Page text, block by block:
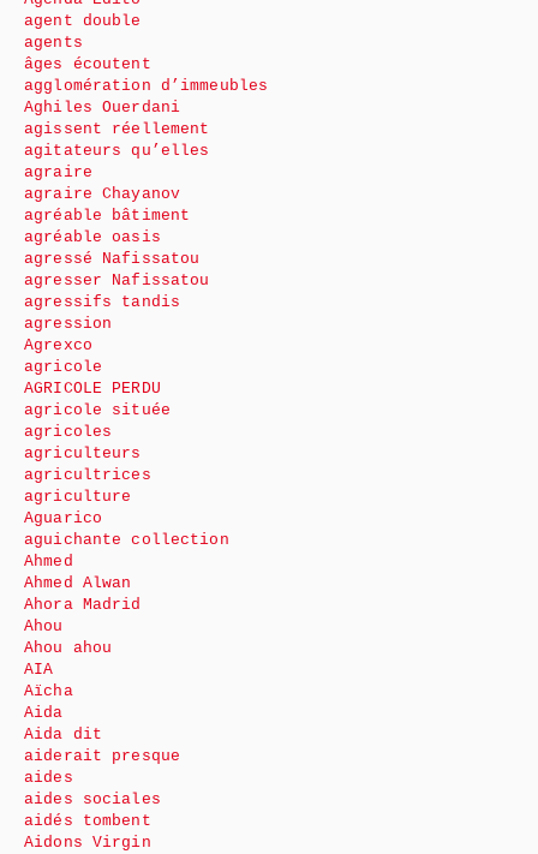
agent double
agents
âges écoutent
agglomération d’immeubles
Aghiles Ouerdani
agissent réellement
agitateurs qu’elles
agraire
agraire Chayanov
agréable bâtiment
agréable oasis
agressé Nafissatou
agresser Nafissatou
agressifs tandis
agression
Agrexco
agricole
AGRICOLE PERDU
agricole située
agricoles
agriculteurs
agricultrices
agriculture
Aguarico
aguichante collection
Ahmed
Ahmed Alwan
Ahora Madrid
Ahou
Ahou ahou
AIA
Aïcha
Aida
Aida dit
aiderait presque
aides
aides sociales
aidés tombent
Aidons Virgin